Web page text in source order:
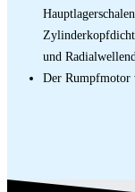
und
Der Rumpfmotor